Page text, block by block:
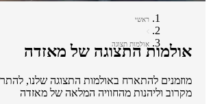
ראשי
אולמות תצוגה
אולמות התצוגה של מאזדה
מוזמנים להתארח באולמות התצוגה שלנו,
מקרוב וליהנות מהחוויה המלאה של מאזדה